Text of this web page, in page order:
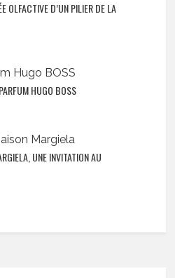
OLFACTIVE D’UN PILIER DE LA
HUGO BOSS
UNE INVITATION AU